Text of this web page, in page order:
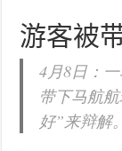
游客被
4月8日：
带下马航
好”来辩解。